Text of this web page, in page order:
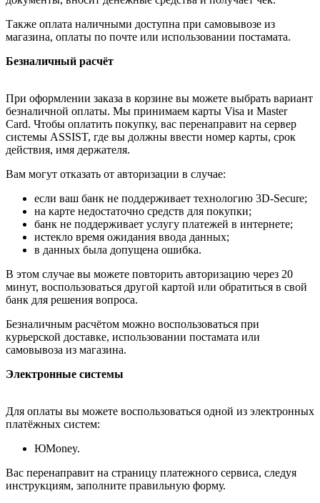
Также оплата наличными доступна при самовывозе из
магазина, оплаты по почте или использовании постамата.
Безналичный расчёт
При оформлении заказа в корзине вы можете выбрать вариант
безналичной оплаты. Мы принимаем карты Visa и Master
Card. Чтобы оплатить покупку, вас перенаправит на сервер
системы ASSIST, где вы должны ввести номер карты, срок
действия, имя держателя.
Вам могут отказать от авторизации в случае:
если ваш банк не поддерживает технологию 3D-Secure;
на карте недостаточно средств для покупки;
банк не поддерживает услугу платежей в интернете;
истекло время ожидания ввода данных;
в данных была допущена ошибка.
В этом случае вы можете повторить авторизацию через 20
минут, воспользоваться другой картой или обратиться в свой
банк для решения вопроса.
Безналичным расчётом можно воспользоваться при
курьерской доставке, использовании постамата или
самовывоза из магазина.
Электронные системы
Для оплаты вы можете воспользоваться одной из электронных
платёжных систем:
ЮMoney.
Вас перенаправит на страницу платежного сервиса, следуя
инструкциям, заполните правильную форму.